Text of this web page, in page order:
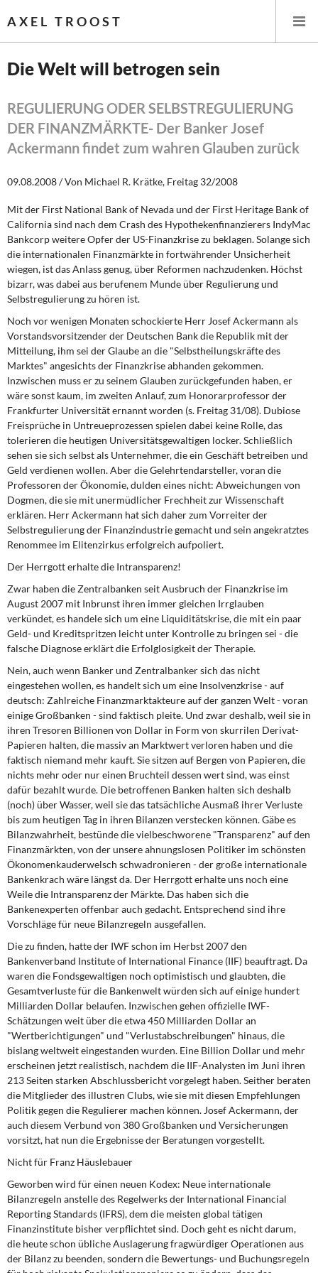
AXEL TROOST
Themen
Steuer- und Finanzpolitik
Öffentliche Infrastruktur und Daseinsvorsorge
Eurokrise und Griechenland
DIE LINKE
Weitere Themen
Memo-Gruppe
Institut Solidarische Moderne
Rosa-Luxemburg-Stiftung
Über mich
Kontakt
Die Welt will betrogen sein
REGULIERUNG ODER SELBSTREGULIERUNG
DER FINANZMÄRKTE- Der Banker Josef
Ackermann findet zum wahren Glauben zurück
09.08.2008 / Von Michael R. Krätke, Freitag 32/2008
Mit der First National Bank of Nevada und der First Heritage Bank of
California sind nach dem Crash des Hypothekenfinanzierers IndyMac
Bankcorp weitere Opfer der US-Finanzkrise zu beklagen. Solange sich
die internationalen Finanzmärkte in fortwährender Unsicherheit
wiegen, ist das Anlass genug, über Reformen nachzudenken. Höchst
bizarr, was dabei aus berufenem Munde über Regulierung und
Selbstregulierung zu hören ist.
Noch vor wenigen Monaten schockierte Herr Josef Ackermann als
Vorstandsvorsitzender der Deutschen Bank die Republik mit der
Mitteilung, ihm sei der Glaube an die "Selbstheilungskräfte des
Marktes" angesichts der Finanzkrise abhanden gekommen.
Inzwischen muss er zu seinem Glauben zurückgefunden haben, er
wäre sonst kaum, im zweiten Anlauf, zum Honorarprofessor der
Frankfurter Universität ernannt worden (s. Freitag 31/08). Dubiose
Freisprüche in Untreueprozessen spielen dabei keine Rolle, das
tolerieren die heutigen Universitätsgewaltigen locker. Schließlich
sehen sie sich selbst als Unternehmer, die ein Geschäft betreiben und
Geld verdienen wollen. Aber die Gelehrtendarsteller, voran die
Professoren der Ökonomie, dulden eines nicht: Abweichungen von
Dogmen, die sie mit unermüdlicher Frechheit zur Wissenschaft
erklären. Herr Ackermann hat sich daher zum Vorreiter der
Selbstregulierung der Finanzindustrie gemacht und sein angekratztes
Renommee im Elitenzirkus erfolgreich aufpoliert.
Der Herrgott erhalte die Intransparenz!
Zwar haben die Zentralbanken seit Ausbruch der Finanzkrise im
August 2007 mit Inbrunst ihren immer gleichen Irrglauben
verkündet, es handele sich um eine Liquiditätskrise, die mit ein paar
Geld- und Kreditspritzen leicht unter Kontrolle zu bringen sei - die
falsche Diagnose erklärt die Erfolglosigkeit der Therapie.
Nein, auch wenn Banker und Zentralbanker sich das nicht
eingestehen wollen, es handelt sich um eine Insolvenzkrise - auf
deutsch: Zahlreiche Finanzmarktakteure auf der ganzen Welt - voran
einige Großbanken - sind faktisch pleite. Und zwar deshalb, weil sie in
ihren Tresoren Billionen von Dollar in Form von skurrilen Derivat-
Papieren halten, die massiv an Marktwert verloren haben und die
faktisch niemand mehr kauft. Sie sitzen auf Bergen von Papieren, die
nichts mehr oder nur einen Bruchteil dessen wert sind, was einst
dafür bezahlt wurde. Die betroffenen Banken halten sich deshalb
(noch) über Wasser, weil sie das tatsächliche Ausmaß ihrer Verluste
bis zum heutigen Tag in ihren Bilanzen verstecken können. Gäbe es
Bilanzwahrheit, bestünde die vielbeschworene "Transparenz" auf den
Finanzmärkten, von der unsere ahnungslosen Politiker im schönsten
Ökonomenkauderwelsch schwadronieren - der große internationale
Bankenkrach wäre längst da. Der Herrgott erhalte uns noch eine
Weile die Intransparenz der Märkte. Das haben sich die
Bankenexperten offenbar auch gedacht. Entsprechend sind ihre
Vorschläge für neue Bilanzregeln ausgefallen.
Die zu finden, hatte der IWF schon im Herbst 2007 den
Bankenverband Institute of International Finance (IIF) beauftragt. Da
waren die Fondsgewaltigen noch optimistisch und glaubten, die
Gesamtverluste für die Bankenwelt würden sich auf einige hundert
Milliarden Dollar belaufen. Inzwischen gehen offizielle IWF-
Schätzungen weit über die etwa 450 Milliarden Dollar an
"Wertberichtigungen" und "Verlustabschreibungen" hinaus, die
bislang weltweit eingestanden wurden. Eine Billion Dollar und mehr
erscheinen jetzt realistisch, nachdem die IIF-Analysten im Juni ihren
213 Seiten starken Abschlussbericht vorgelegt haben. Seither beraten
die Mitglieder des illustren Clubs, wie sie mit diesen Empfehlungen
Politik gegen die Regulierer machen können. Josef Ackermann, der
auch diesem Verbund von 380 Großbanken und Versicherungen
vorsitzt, hat nun die Ergebnisse der Beratungen vorgestellt.
Nicht für Franz Häuslebauer
Geworben wird für einen neuen Kodex: Neue internationale
Bilanzregeln anstelle des Regelwerks der International Financial
Reporting Standards (IFRS), dem die meisten global tätigen
Finanzinstitute bisher verpflichtet sind. Doch geht es nicht darum,
die heute schon übliche Auslagerung fragwürdiger Operationen aus
der Bilanz zu beenden, sondern die Bewertungs- und Buchungsregeln